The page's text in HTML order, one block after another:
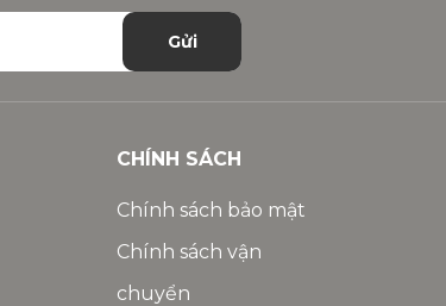
Gửi
CHÍNH SÁCH
Chính sách bảo mật
Chính sách vận
chuyển